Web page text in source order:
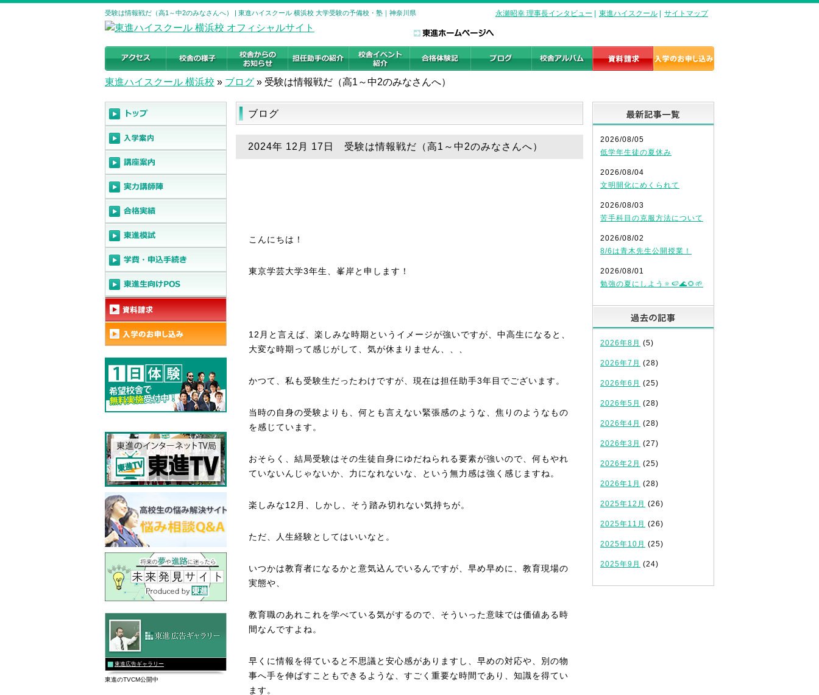
受験は情報戦だ（高1～中2のみなさんへ） | 東進ハイスクール 横浜校 大学受験の予備校・塾｜神奈川県 永瀬昭幸 理事長インタビュー 東進ハイスクール サイトマップ
東進ハイスクール 横浜校 » ブログ » 受験は情報戦だ（高1～中2のみなさんへ）
ブログ
2024年 12月 17日 受験は情報戦だ（高1～中2のみなさんへ）
こんにちは！
東京学芸大学3年生、峯岸と申します！
12月と言えば、楽しみな時期というイメージが強いですが、中高生になると、
大変な時期って感じがして、気が休まりません、、、
かつて、私も受験生だったわけですが、現在は担任助手3年目でございます。
当時の自身の受験よりも、何とも言えない緊張感のような、焦りのようなもの
を感じています。
おそらく、結局受験はその生徒自身にゆだねられる要素が強いので、何もやれ
ていないんじゃないか、力になれないな、という無力感は強く感じますね。
楽しみな12月、しかし、そう踏み切れない気持ちが。
ただ、人生経験としてはいいなと。
いつかは教育者になるかと意気込んでいるんですが、早め早めに、教育現場の
実態や、
教育職のあれこれを学べている気がするので、そういった意味では価値ある時
間なんですよね。
早くに情報を得ていると不思議と安心感がありますし、早めの対応や、別の物
事へ手を伸ばすこともできるような、すごく重要な時間であり、知識を得てい
ます。
2026/08/05
低学年生徒の夏休み
2026/08/04
文明開化にめくられて
2026/08/03
苦手科目の克服方法について
2026/08/02
8/6は青木先生公開授業！
2026/08/01
勉強の夏にしよう🔅🍉🌊🌻🌱
2026年8月 (5)
2026年7月 (28)
2026年6月 (25)
2026年5月 (28)
2026年4月 (28)
2026年3月 (27)
2026年2月 (25)
2026年1月 (28)
2025年12月 (26)
2025年11月 (26)
2025年10月 (25)
2025年9月 (24)
東進広告ギャラリー
東進のTVCM公開中